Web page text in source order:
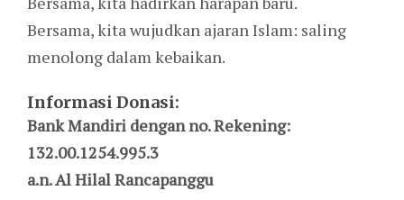
Bersama, kita wujudkan ajaran Islam: saling
menolong dalam kebaikan.
Informasi Donasi:
Bank Mandiri dengan no. Rekening:
132.00.1254.995.3
a.n. Al Hilal Rancapanggu